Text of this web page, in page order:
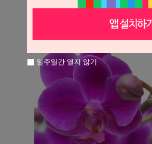
일주일간 열지 않기